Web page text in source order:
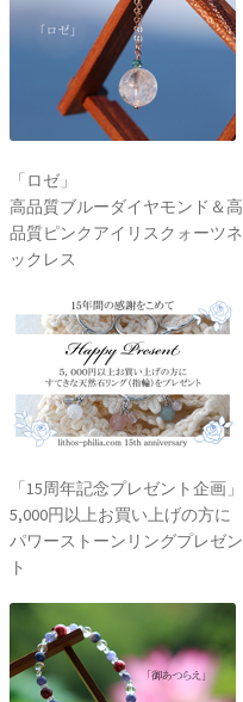
「ロゼ」
高品質ブルーダイヤモンド＆高
品質ピンクアイリスクォーツネ
ックレス
「15周年記念プレゼント企画」
5,000円以上お買い上げの方に
パワーストーンリングプレゼン
ト